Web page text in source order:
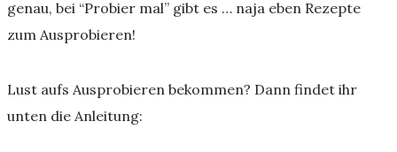
genau, bei “Probier mal” gibt es … naja eben Rezepte
zum Ausprobieren!
Lust aufs Ausprobieren bekommen? Dann findet ihr
unten die Anleitung: